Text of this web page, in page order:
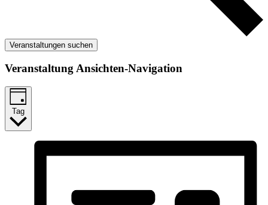
Veranstaltungen suchen
Veranstaltung Ansichten-Navigation
Tag